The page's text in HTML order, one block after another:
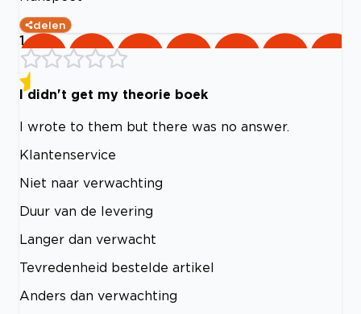
delen
1
I didn't get my theorie boek
I wrote to them but there was no answer.
Klantenservice
Niet naar verwachting
Duur van de levering
Langer dan verwacht
Tevredenheid bestelde artikel
Anders dan verwachting